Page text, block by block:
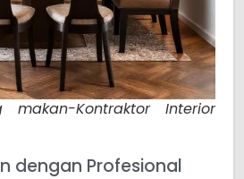
makan-Kontraktor Interior
dengan Profesional